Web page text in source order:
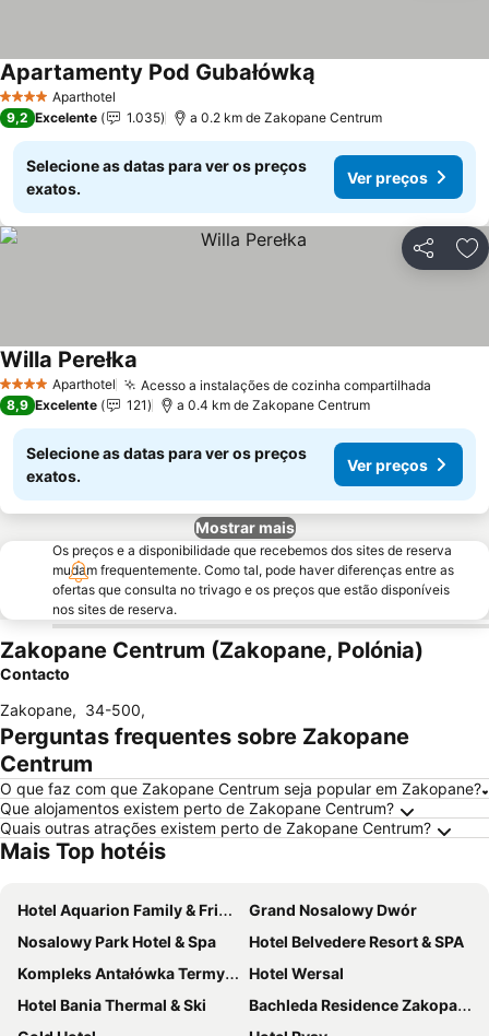
4 EstrelasAparthotel
Apartamenty Pod Gubałówką
9,2 Excelente 1.035 a 0.2 km de Zakopane Centrum
Selecione as datas para ver os preços
exatos.
Ver preços
Partilhar
4 EstrelasAparthotel Acesso a instalações de cozinha compartilhada
Willa Perełka
8,9 Excelente 121 a 0.4 km de Zakopane Centrum
Selecione as datas para ver os preços
exatos.
Ver preços
Mostrar mais
Os preços e a disponibilidade que recebemos dos sites de reserva
mudam frequentemente. Como tal, pode haver diferenças entre as
ofertas que consulta no trivago e os preços que estão disponíveis
nos sites de reserva.
Zakopane Centrum (Zakopane, Polónia)
Contacto
Zakopane, 34-500,
Perguntas frequentes sobre Zakopane
Centrum
O que faz com que Zakopane Centrum seja popular em Zakopane?
Que alojamentos existem perto de Zakopane Centrum?
Quais outras atrações existem perto de Zakopane Centrum?
Mais Top hotéis
Hotel Aquarion Family & Friends - Destigo Hotels
Grand Nosalowy Dwór
Nosalowy Park Hotel & Spa
Hotel Belvedere Resort & SPA
Kompleks Antałówka Termy & Med
Hotel Wersal
Hotel Bania Thermal & Ski
Bachleda Residence Zakopane